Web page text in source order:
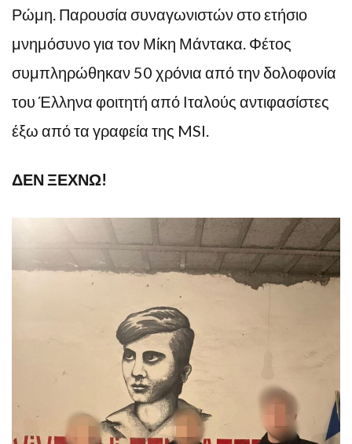
Ρώμη. Παρουσία συναγωνιστών στο ετήσιο
μνημόσυνο για τον Μίκη Μάντακα. Φέτος
συμπληρώθηκαν 50 χρόνια από την δολοφονία
του Έλληνα φοιτητή από Ιταλούς αντιφασίστες
έξω από τα γραφεία της MSI.
ΔΕΝ ΞΕΧΝΩ!